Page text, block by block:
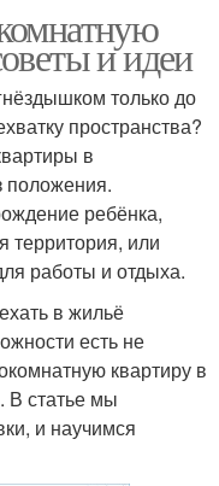
и идеи
только до
пространства?
в
положения.
ребёнка,
территория, или
работы и отдыха.
в жильё
есть не
квартиру в
В статье мы
и научимся